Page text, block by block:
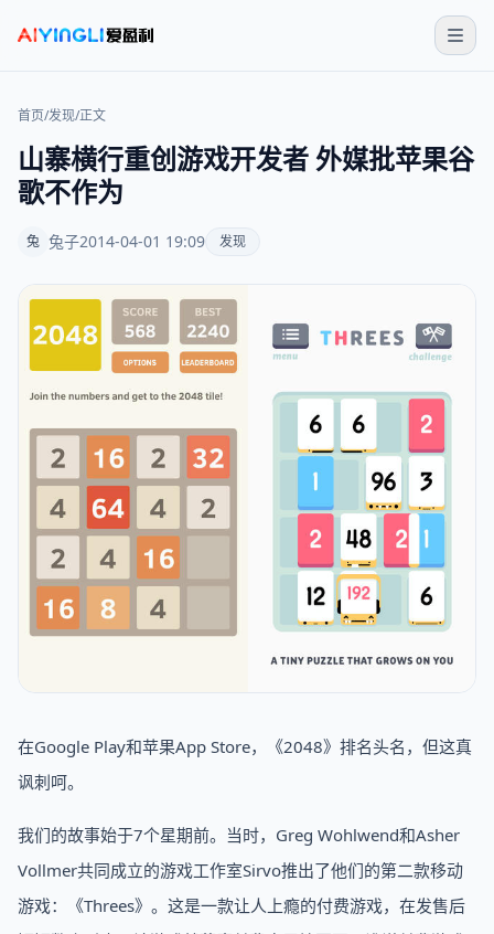
首页/发现/正文
山寨横行重创游戏开发者 外媒批苹果谷
歌不作为
兔 兔子2014-04-01 19:09 发现
在Google Play和苹果App Store，《2048》排名头名，但这真
讽刺呵。
我们的故事始于7个星期前。当时，Greg Wohlwend和Asher
Vollmer共同成立的游戏工作室Sirvo推出了他们的第二款移动
游戏：《Threes》。这是一款让人上瘾的付费游戏，在发售后